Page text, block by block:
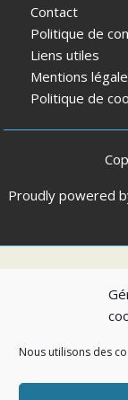
Nous utilisons des
Contact
Politique de
Liens utiles
Mentions
Politique de
Proudly powered